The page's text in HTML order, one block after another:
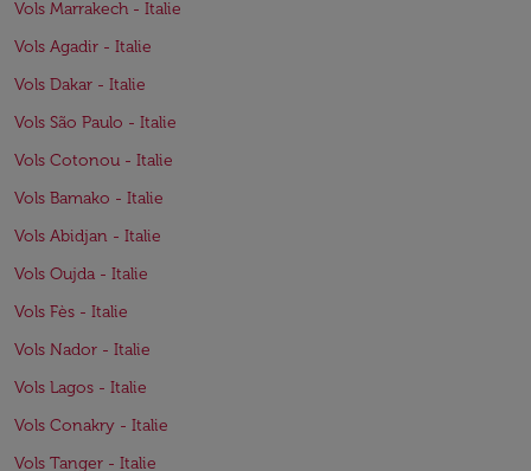
Vols Marrakech - Italie
Vols Agadir - Italie
Vols Dakar - Italie
Vols São Paulo - Italie
Vols Cotonou - Italie
Vols Bamako - Italie
Vols Abidjan - Italie
Vols Oujda - Italie
Vols Fès - Italie
Vols Nador - Italie
Vols Lagos - Italie
Vols Conakry - Italie
Vols Tanger - Italie